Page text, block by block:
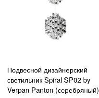
Подвесной дизайнерский
светильник Spiral SP02 by
Verpan Panton (серебряный)